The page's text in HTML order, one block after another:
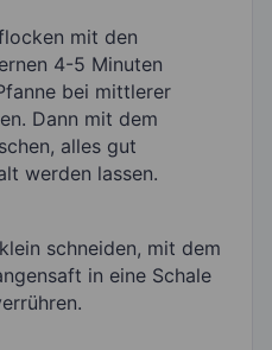
mit den
4-5 Minuten
bei mittlerer
Dann mit dem
alles gut
werden lassen.
schneiden, mit dem
in eine Schale